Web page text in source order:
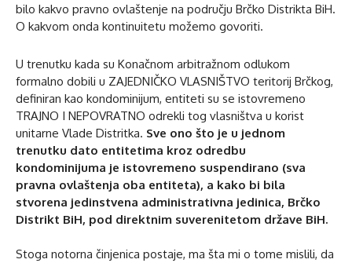
bilo kakvo pravno ovlaštenje na području Brčko Distrikta BiH.
O kakvom onda kontinuitetu možemo govoriti.
U trenutku kada su Konačnom arbitražnom odlukom
formalno dobili u ZAJEDNIČKO VLASNIŠTVO teritorij Brčkog,
definiran kao kondominijum, entiteti su se istovremeno
TRAJNO I NEPOVRATNO odrekli tog vlasništva u korist
unitarne Vlade Distritka. Sve ono što je u jednom
trenutku dato entitetima kroz odredbu
kondominijuma je istovremeno suspendirano (sva
pravna ovlaštenja oba entiteta), a kako bi bila
stvorena jedinstvena administrativna jedinica, Brčko
Distrikt BiH, pod direktnim suverenitetom države BiH.
Stoga notorna činjenica postaje, ma šta mi o tome mislili, da